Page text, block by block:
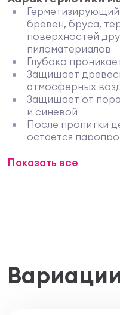
бревен, бруса,
поверхностей
пиломатериалов
Глубоко
Защищает
атмосферных
Защищает от
и синевой
После пропитки
остается
обработанной
Применение
Тип поверхности:для
Показать все